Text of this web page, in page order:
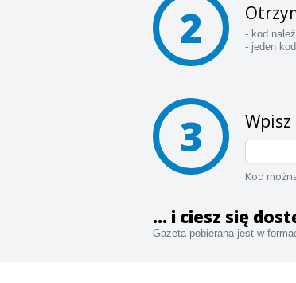
2
- kod
- jeden
3
Kod
... i ciesz się
Gazeta pobierana jest w